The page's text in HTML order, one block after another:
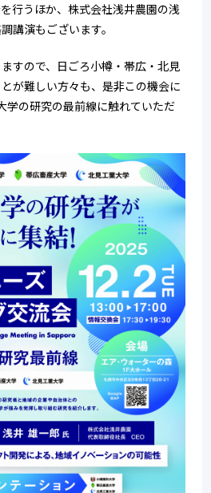
行うほか、株式会社浅井農園の浅
講演もございます。
すので、日ごろ小樽・帯広・北見
が難しい方々も、是非この機会に
学の研究の最前線に触れていただ